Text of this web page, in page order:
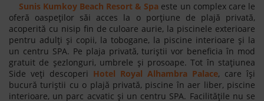
Sunis Kumkoy Beach Resort & Spa este un complex care le
oferă oaspeților săi acces la o porțiune de plajă privată,
acoperită cu nisip fin de culoare aurie, la piscinele exterioare
pentru adulți și copii, la tobogane, la piscine interioare și la
un centru SPA. Pe plaja privată, turiștii vor beneficia în mod
gratuit de șezlonguri, umbrele și prosoape. Tot în stațiunea
Side veți descoperi Hotel Royal Alhambra Palace, care își
bucură turiștii cu o plajă privată, piscine în aer liber, piscine
interioare, un parc acvatic și un centru SPA. Facilitățile nu se